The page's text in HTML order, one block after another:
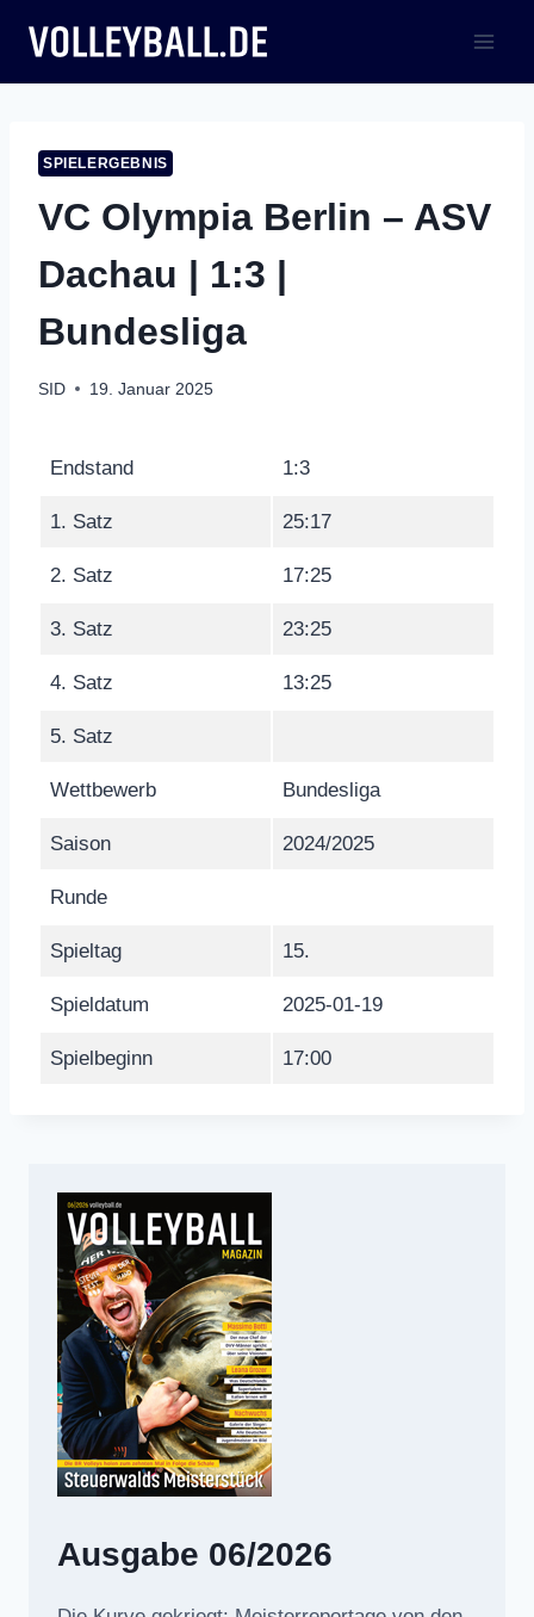
Inhalt
springen
SPIELERGEBNIS
VC Olympia Berlin – ASV
Dachau | 1:3 |
Bundesliga
SID 19. Januar 2025
Endstand 1:3
1. Satz 25:17
2. Satz 17:25
3. Satz 23:25
4. Satz 13:25
5. Satz
Wettbewerb Bundesliga
Saison 2024/2025
Runde
Spieltag 15.
Spieldatum 2025-01-19
Spielbeginn 17:00
Ausgabe 06/2026